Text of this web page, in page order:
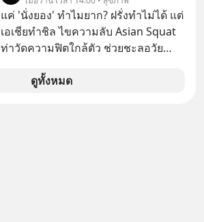
MZl4127-t4nWawpiK5I/copy
แค่ 'นั่งยอง' ทำไมยาก? ฝรั่งทำไม่ได้ แต่
เอเชียทำชิล ไขความลับ Asian Squat
ท่าวัดความฟิตใกล้ตัว ช่วยชะลอวัย
ต่างชาติที่พยายามทำ “Asian Squat”
ดูทั้งหมด